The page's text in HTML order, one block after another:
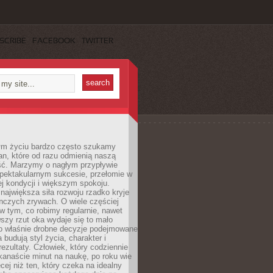
FACEBOOK TWITTER
życiu bardzo często szukamy
które od razu odmienią naszą
Marzymy o nagłym przypływie
sukcesie, przełomie w
kondycji i większym spokoju.
siła rozwoju rzadko kryje
zrywach. O wiele częściej
tym, co robimy regularnie, nawet
rzut oka wydaje się to mało
właśnie drobne decyzje podejmowane
budują styl życia, charakter i
Człowiek, który codziennie
minut na naukę, po roku wie
niż ten, który czeka na idealny